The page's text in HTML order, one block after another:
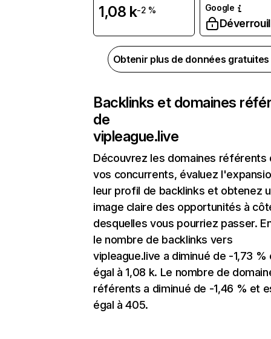
1,08 k-2 % Google
Obtenir plus de données
Backlinks et domaines
de
vipleague.live
Découvrez les domaines référents
vos concurrents, évaluez
leur profil de backlinks et obtenez
image claire des opportunités à
desquelles vous pourriez passer.
le nombre de backlinks vers
vipleague.live a diminué de -1,73
égal à 1,08 k. Le nombre de
référents a diminué de -1,46 % et
égal à 405.